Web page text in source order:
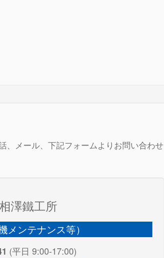
、メール、下記フォームよりお問い合わせ
澤鐵工所
メンテナンス等）
(平日 9:00-17:00)